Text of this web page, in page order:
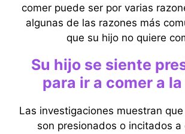
comer puede ser por varias
algunas de las razones más
que su hijo no quiere
Su hijo se siente
para ir a comer a
Las investigaciones muestran
son presionados o incitados a